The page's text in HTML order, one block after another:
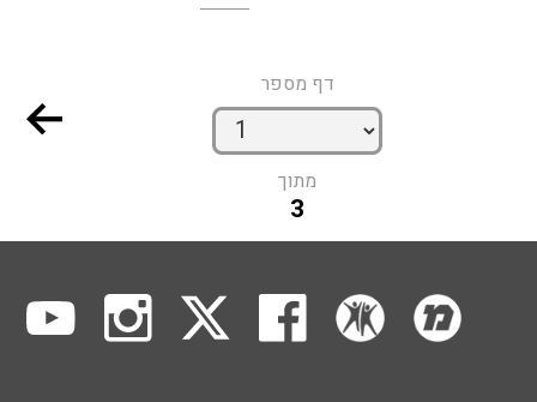
דף מספר
מתוך
3